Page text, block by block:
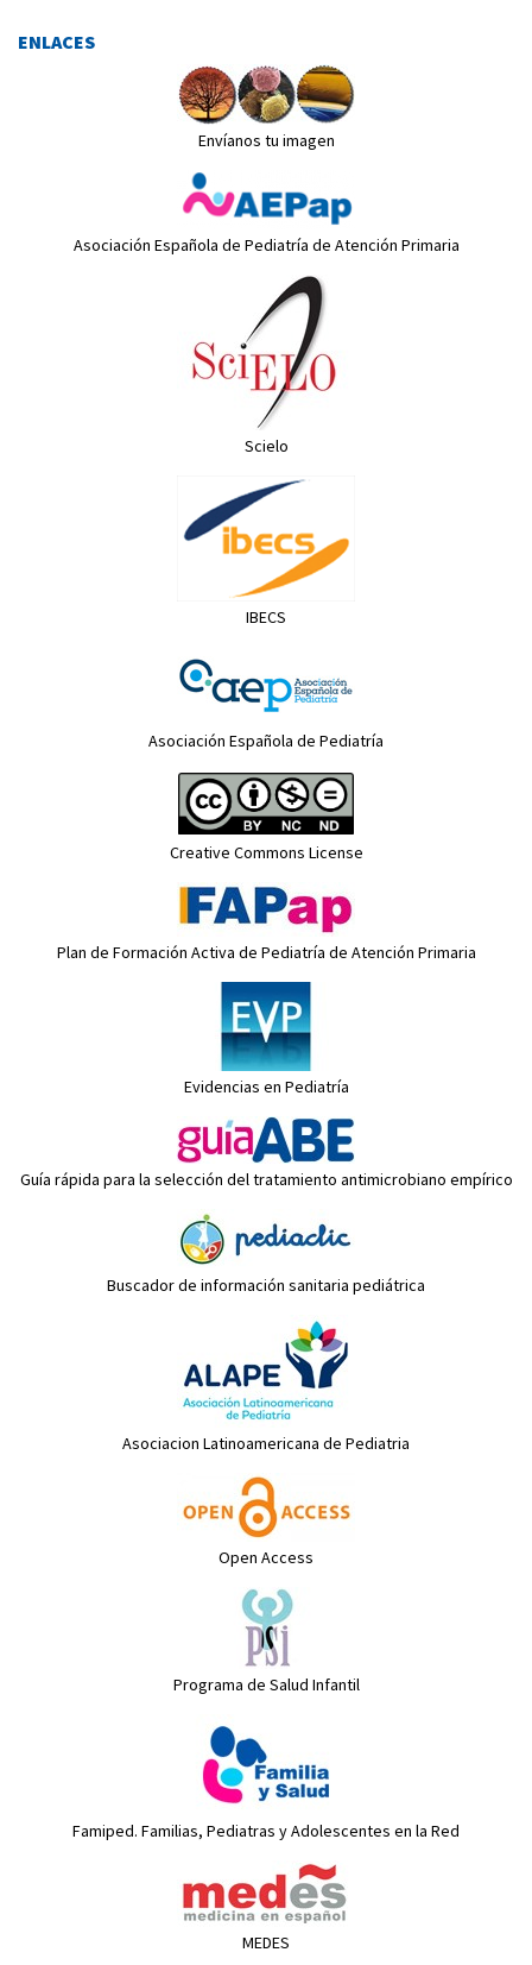
ENLACES
Envíanos tu imagen
Asociación Española de Pediatría de Atención Primaria
Scielo
IBECS
Asociación Española de Pediatría
Creative Commons License
Plan de Formación Activa de Pediatría de Atención Primaria
Evidencias en Pediatría
Guía rápida para la selección del tratamiento antimicrobiano empírico
Buscador de información sanitaria pediátrica
Asociacion Latinoamericana de Pediatria
Open Access
Programa de Salud Infantil
Famiped. Familias, Pediatras y Adolescentes en la Red
MEDES